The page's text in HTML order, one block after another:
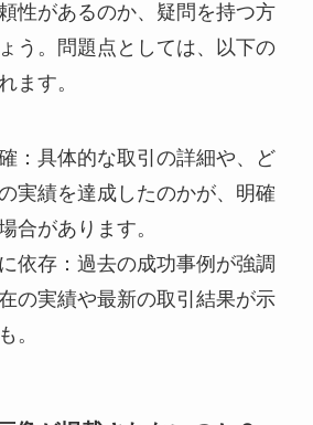
性があるのか、疑問を持つ方
う。問題点としては、以下の
ます。
：具体的な取引の詳細や、ど
実績を達成したのかが、明確
合があります。
依存：過去の成功事例が強調
の実績や最新の取引結果が示
。